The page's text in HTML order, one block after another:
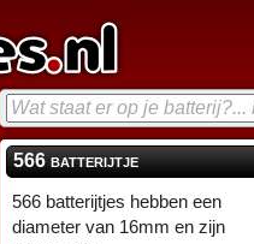
566 batterijtje
566 batterijtjes hebben een
diameter van 16mm en zijn